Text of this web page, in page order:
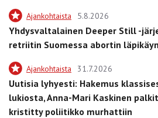
Ajankohtaista 5.8.2026
Yhdysvaltalainen Deeper Still -
retriitin Suomessa abortin
Ajankohtaista 31.7.2026
Uutisia lyhyesti: Hakemus
lukiosta, Anna-Mari Kaskinen
kristitty poliitikko murhattiin